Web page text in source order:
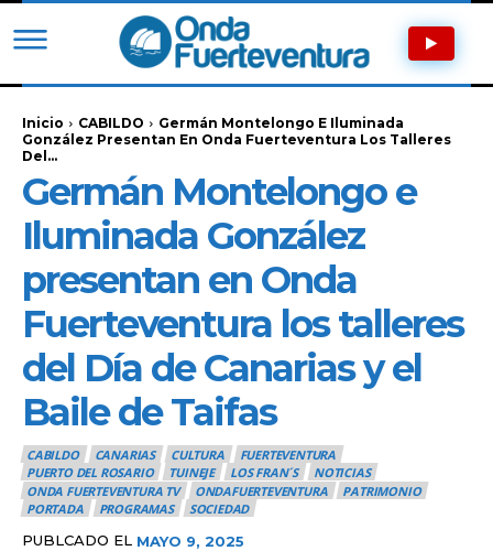
Inicio CABILDO
Germán Montelongo E Iluminada
González Presentan En Onda Fuerteventura Los Talleres
Del...
Germán Montelongo e
Iluminada González
presentan en Onda
Fuerteventura los talleres
del Día de Canarias y el
Baile de Taifas
CABILDO CANARIAS CULTURA
FUERTEVENTURA
PUERTO DEL ROSARIO
TUINEJE LOS FRAN´S
NOTICIAS
ONDA FUERTEVENTURA TV
ONDAFUERTEVENTURA
PATRIMONIO
PORTADA
PROGRAMAS SOCIEDAD
PUBLCADO EL MAYO 9, 2025